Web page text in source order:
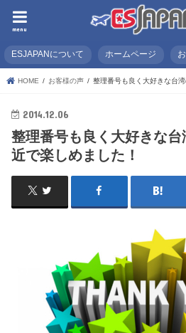
menu
ESJAPANについて ホームページ
HOME お客様の声 整理番号も良く大好きな台
2014.12.06
整理番号も良く大好きな台
近で楽しめました！